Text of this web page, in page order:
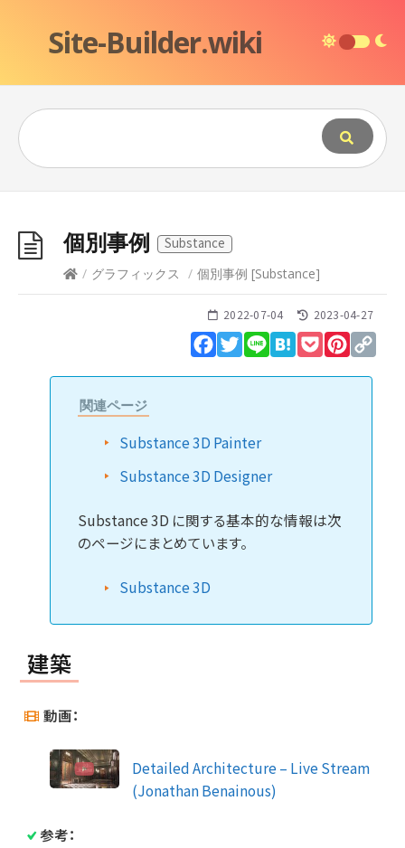
Site-Builder.wiki
個別事例
Substance
/ グラフィックス / 個別事例 [Substance]
2022-07-04 2023-04-27
Facebook
Twitter
Line HatenaPocket
関連ページ
Substance 3D Painter
Substance 3D Designer
Substance 3D に関する基本的な情報は次
のページにまとめています。
Substance 3D
建築
動画：
Detailed Architecture – Live Stream
(Jonathan Benainous)
参考：